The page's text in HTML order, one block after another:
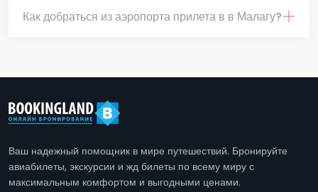
Как добраться из аэропорта прилета в в Малагу?
Ваш надежный помощник в мире путешествий. Бронируйте
авиабилеты, экскурсии и жд билеты по всему миру с
максимальным комфортом и выгодными ценами.